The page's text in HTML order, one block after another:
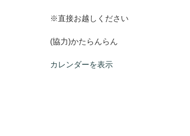
※直接お越しください
(協力)かたらんらん
カレンダーを表示